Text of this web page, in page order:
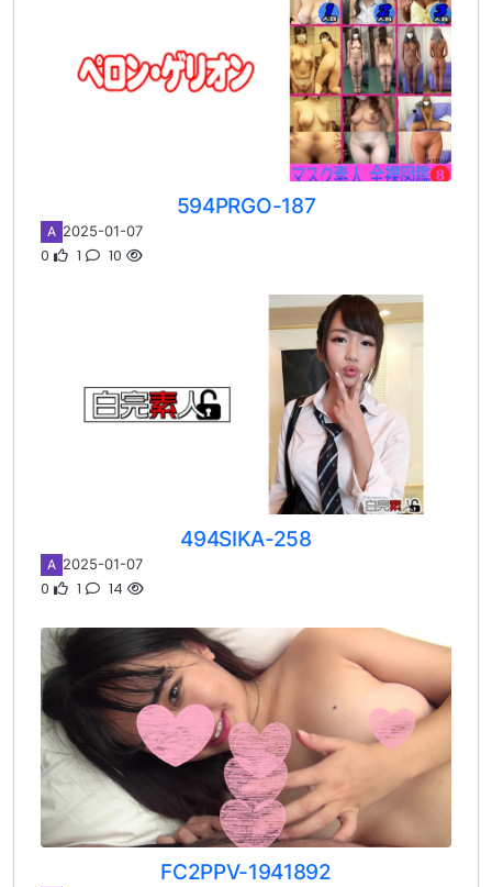
594PRGO-187
A 2025-01-07
0 1 10
494SIKA-258
A 2025-01-07
0 1 14
FC2PPV-1941892